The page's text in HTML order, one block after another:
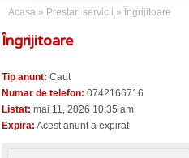
Acasa » Prestari servicii » Îngrijitoare
Îngrijitoare
Tip anunt: Caut
Numar de telefon: 0742166716
Listat: mai 11, 2026 10:35 am
Expira: Acest anunt a expirat